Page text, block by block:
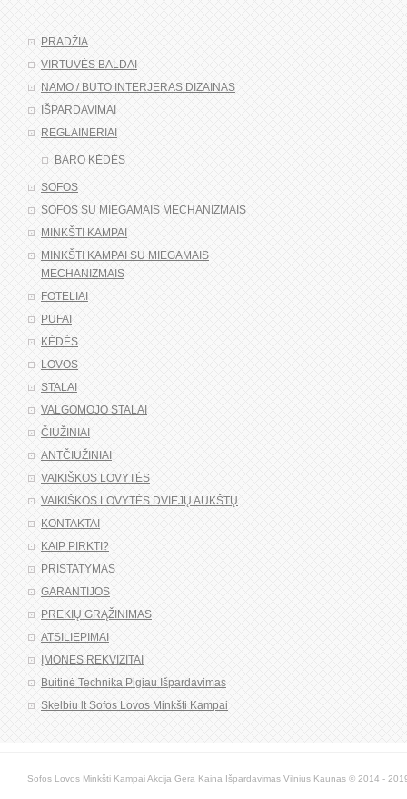
PRADŽIA
VIRTUVĖS BALDAI
NAMO / BUTO INTERJERAS DIZAINAS
IŠPARDAVIMAI
REGLAINERIAI
BARO KĖDĖS
SOFOS
SOFOS SU MIEGAMAIS MECHANIZMAIS
MINKŠTI KAMPAI
MINKŠTI KAMPAI SU MIEGAMAIS
MECHANIZMAIS
FOTELIAI
PUFAI
KĖDĖS
LOVOS
STALAI
VALGOMOJO STALAI
ČIUŽINIAI
ANTČIUŽINIAI
VAIKIŠKOS LOVYTĖS
VAIKIŠKOS LOVYTĖS DVIEJŲ AUKŠTŲ
KONTAKTAI
KAIP PIRKTI?
PRISTATYMAS
GARANTIJOS
PREKIŲ GRĄŽINIMAS
ATSILIEPIMAI
ĮMONĖS REKVIZITAI
Buitinė Technika Pigiau Išpardavimas
Skelbiu lt Sofos Lovos Minkšti Kampai
Sofos Lovos Minkšti Kampai Akcija Gera Kaina Išpardavimas Vilnius Kaunas © 2014 -